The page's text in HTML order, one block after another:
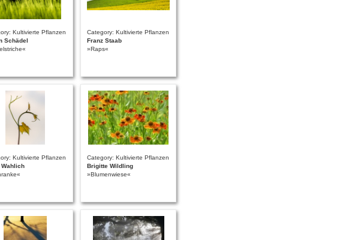
Kultivierte Pflanzen
Schädel
Category: Kultivierte Pflanzen
Franz Staab
»Raps«
Kultivierte Pflanzen
Wahlich
Category: Kultivierte Pflanzen
Brigitte Wildling
»Blumenwiese«